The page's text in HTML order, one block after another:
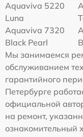
Aquaviva 5220
Luna
Aquaviva 7320
Black Pearl
Мы занимаемся
обслуживанием
гарантийного
Петербурге
официальной
на ремонт,
ознакомительный